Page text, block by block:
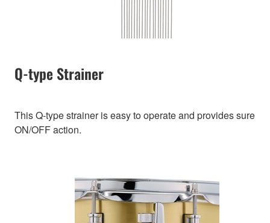
Q-type Strainer
This Q-type strainer is easy to operate and provides sure
ON/OFF action.